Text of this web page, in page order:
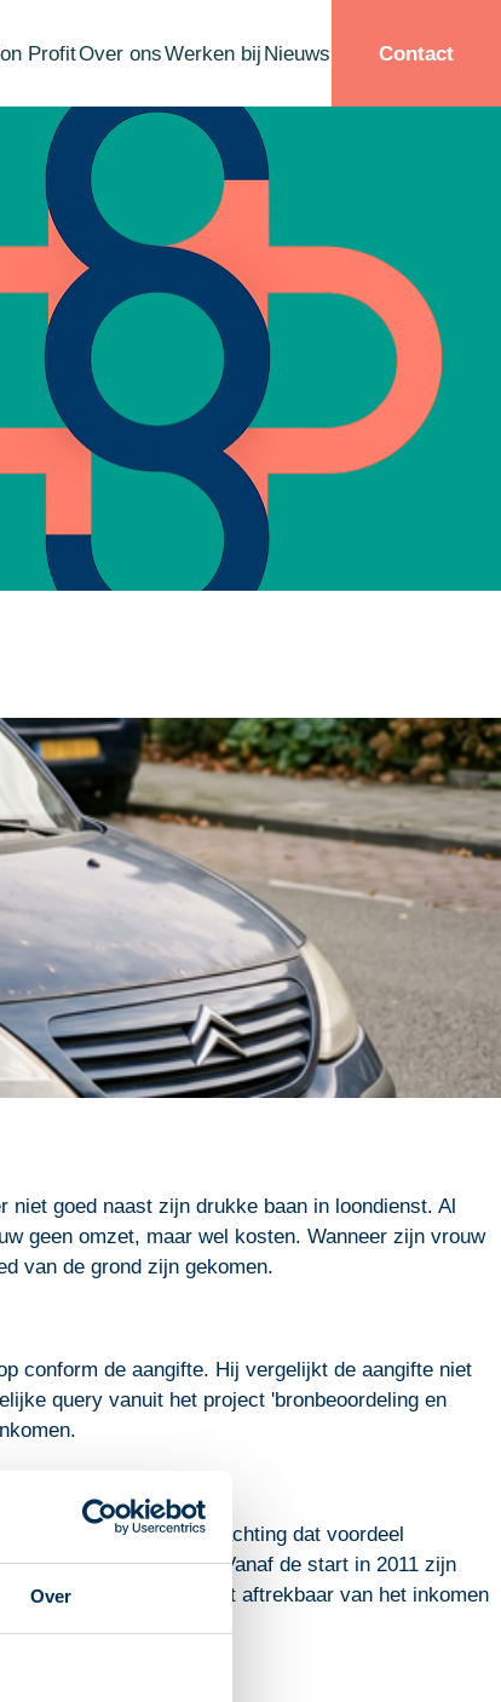
Over
Schuldsanering
ProfitOver onsWerken bij Nieuws Contact
goed naast zijn drukke baan in loondienst. Al
geen omzet, maar wel kosten. Wanneer zijn vrouw
van de grond zijn gekomen.
conform de aangifte. Hij vergelijkt de aangifte niet
query vanuit het project 'bronbeoordeling en
en de objectieve verwachting dat voordeel
ontbreekt. Vanaf de start in 2011 zijn
De verliezen zijn niet aftrekbaar van het inkomen